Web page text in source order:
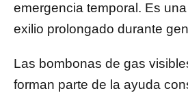
emergencia temporal. Es
exilio prolongado durante
Las bombonas de gas
forman parte de la ayuda